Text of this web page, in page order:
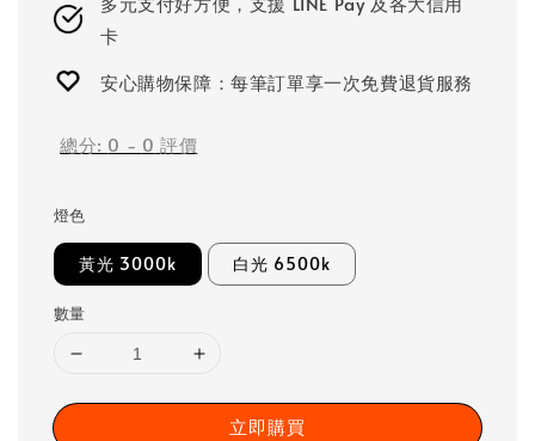
卡
安心購物保障：每筆訂單享一次免費退貨服務
總分: 0 - 0 評價
燈色
黃光 3000k 白光 6500k
數量
立即購買